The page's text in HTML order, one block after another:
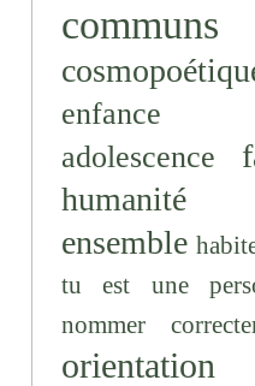
communs
enfance
adolescence
humanité
ensemble
tu est une
nommer
orientation